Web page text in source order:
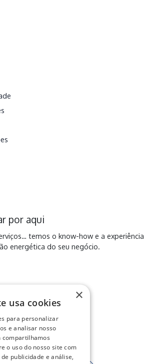
por aqui
temos o know-how e a experiência
energética do seu negócio.
×
usa cookies
para personalizar
e analisar nosso
compartilhamos
o uso do nosso site com
publicidade e análise,